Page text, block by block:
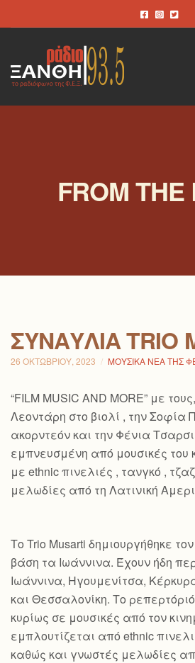
FROM THE
ΣΥΝΑΥΛΊΑ TRIO
26 ΟΚΤΩΒΡΊΟΥ, 2023 ΜΟΥΣΙΚΆ ΝΈΑ ΤΗΣ
“FILM MUSIC AND MORE” με
Λεοντάρη στο βιολί , την Σοφία
ακορντεόν και την Φένια
εμπνευσμένη από μουσικές του
με ethnic πινελιές , τανγκό ,
μελωδίες από τη Λατινική
Το Trio Musarti δημιουργήθηκε
βάση τα Ιωάννινα. Έχουν ήδη
Ιωάννινα, Ηγουμενίτσα,
και Θεσσαλονίκη. Το
κυρίως σε μουσικές από τον
εμπλουτίζεται από ethnic
καθώς και γνωστές μελωδίες